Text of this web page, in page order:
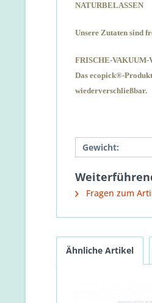
NATURBELASSEN
Unsere Zutaten sind
FRISCHE-VAKUUM-
Das ecopick®-
wiederverschließbar.
Gewicht:
Fragen zum
Ähnliche Artikel